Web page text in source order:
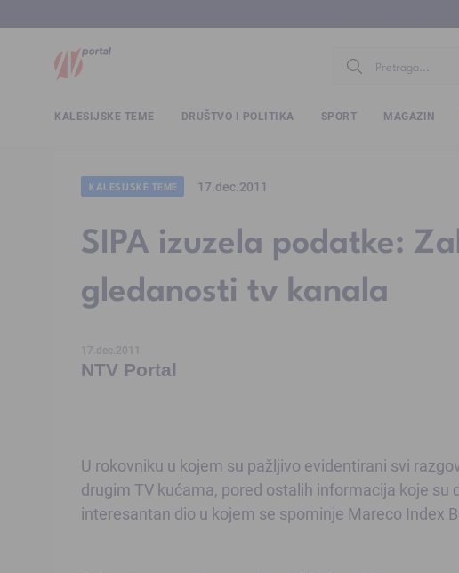
KALESIJSKE TEME DRUŠTVO I POLITIKA SPORT MAGAZIN
KALESIJSKE TEME 17.dec.2011
SIPA izuzela podatke:
gledanosti tv kanala
17.dec.2011
NTV Portal
U rokovniku u kojem su pažljivo evidentirani svi
drugim TV kućama, pored ostalih informacija koje su
interesantan dio u kojem se spominje Mareco Index